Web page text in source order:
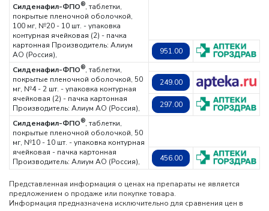
Силденафил-ФПО®, таблетки,
покрытые пленочной оболочкой,
100 мг, №20 - 10 шт. - упаковка
контурная ячейковая (2) - пачка
картонная Производитель: Алиум
АО (Россия),
951.00
Силденафил-ФПО®, таблетки,
покрытые пленочной оболочкой, 50
мг, №4 - 2 шт. - упаковка контурная
ячейковая (2) - пачка картонная
Производитель: Алиум АО (Россия),
249.00
297.00
Силденафил-ФПО®, таблетки,
покрытые пленочной оболочкой, 50
мг, №10 - 10 шт. - упаковка контурная
ячейковая - пачка картонная
Производитель: Алиум АО (Россия),
456.00
Представленная информация о ценах на препараты не является
предложением о продаже или покупке товара.
Информация предназначена исключительно для сравнения цен в